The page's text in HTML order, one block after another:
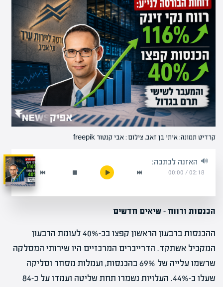
קרדיט תמונה: איתי בן זאב, צילום : אבי קנטור freepik
האזנה לכתבה:
02:18
/
00:00
הכנסות ורווח – שיאים חדשים
ההכנסות ברבעון הראשון קפצו בכ-40% לעומת הרבעון
המקביל אשתקד. הדרייברים המרכזיים היו שירותי המסלקה
שרשמו עלייה של 69% בהכנסות, ועמלות מסחר וסליקה
שעלו ב-44%. העלויות נשמרו תחת שליטה ועמדו על כ-84